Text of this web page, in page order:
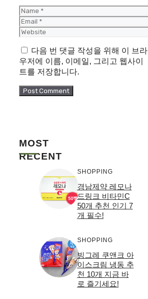
Name
Email
Website
다음 번 댓글 작성을 위해 이 브라
우저에 이름, 이메일, 그리고 웹사이
트를 저장합니다.
MOST
RECENT
SHOPPING
경남제약 레모나
드링크 비타민C
50개 추천 인기 7
개 필수!
SHOPPING
빙그레 쿠앤크 아
이스크림 냉동 추
천 10개 지금 바
로 즐기세요!